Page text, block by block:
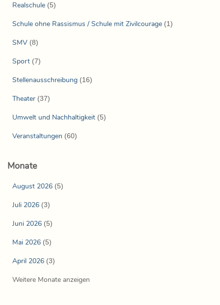
Realschule (5)
Schule ohne Rassismus / Schule mit Zivilcourage (1)
SMV (8)
Sport (7)
Stellenausschreibung (16)
Theater (37)
Umwelt und Nachhaltigkeit (5)
Veranstaltungen (60)
Monate
August 2026 (5)
Juli 2026 (3)
Juni 2026 (5)
Mai 2026 (5)
April 2026 (3)
Weitere Monate anzeigen